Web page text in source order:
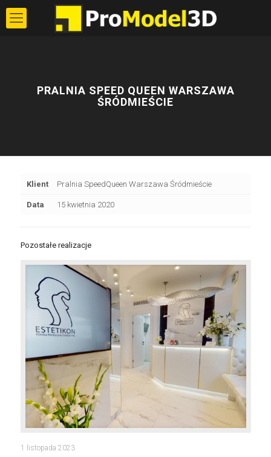
PRALNIA SPEED QUEEN WARSZAWA
ŚRÓDMIEŚCIE
Klient Pralnia SpeedQueen Warszawa Śródmieście
Data 15 kwietnia 2020
Pozostałe realizacje
1 listopada 2023